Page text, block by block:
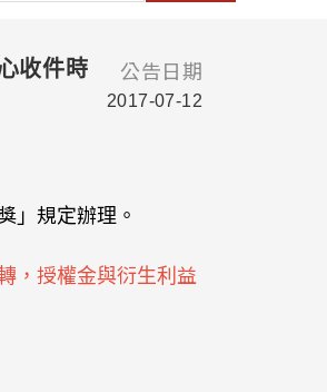
收件時
公告日期
2017-07-12
」規定辦理。
，授權金與衍生利益